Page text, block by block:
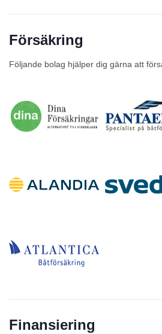
Försäkring
Följande bolag hjälper dig gärna att
Finansiering